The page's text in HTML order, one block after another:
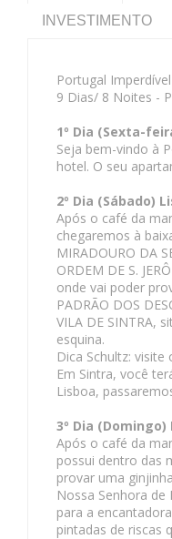
INVESTIMENTO
Portugal Imperdível
9 Dias/ 8 Noites -
1º Dia (Sexta-
Seja bem-vindo à
hotel. O seu
2º Dia (Sábado)
Após o café da
chegaremos à
MIRADOURO DA
ORDEM DE S.
onde vai poder
PADRÃO DOS
VILA DE SINTRA,
esquina.
Dica Schultz:
Em Sintra, você
Lisboa,
3º Dia
Após o café da
possui dentro das
provar uma
Nossa Senhora de
para a
pintadas de riscas